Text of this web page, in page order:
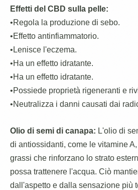
Effetti del CBD sulla pelle:
•Regola la produzione di sebo.
•Effetto antinfiammatorio.
•Lenisce l'eczema.
•Ha un effetto idratante.
•Ha un effetto idratante.
•Possiede proprietà rigeneranti e
•Neutralizza i danni causati dai
Olio di semi di canapa: L'olio di
di antiossidanti, come le vitamine
grassi che rinforzano lo strato
possa trattenere l'acqua. Ciò
dall'aspetto e dalla sensazione più